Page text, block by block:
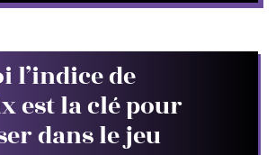
l’indice de
est la clé pour
dans le jeu